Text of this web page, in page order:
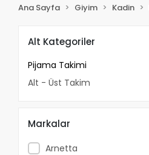
Ana Sayfa Giyim Kadin
Alt Kategoriler
Pijama Takimi
Alt - Üst Takim
Markalar
Arnetta